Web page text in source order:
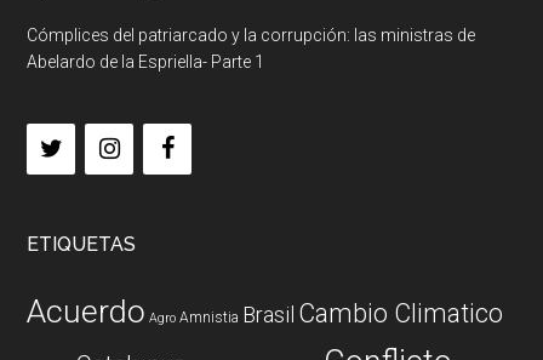
Cómplices del patriarcado y la corrupción: las ministras de
Abelardo de la Espriella- Parte 1
ETIQUETAS
Acuerdo Agro Amnistia Brasil Cambio Climatico